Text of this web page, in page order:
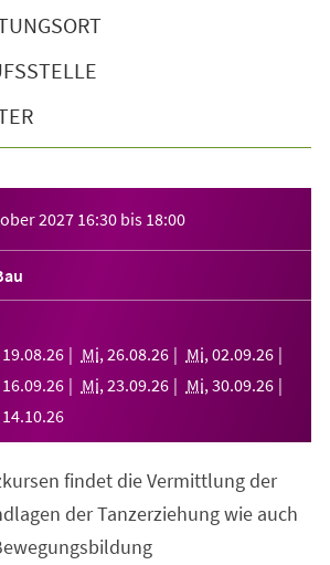
2027 16:30 bis 18:00
19.08.26 Mi, 26.08.26 Mi, 02.09.26
16.09.26 Mi, 23.09.26 Mi, 30.09.26
14.10.26
findet die Vermittlung der
der Tanzerziehung wie auch